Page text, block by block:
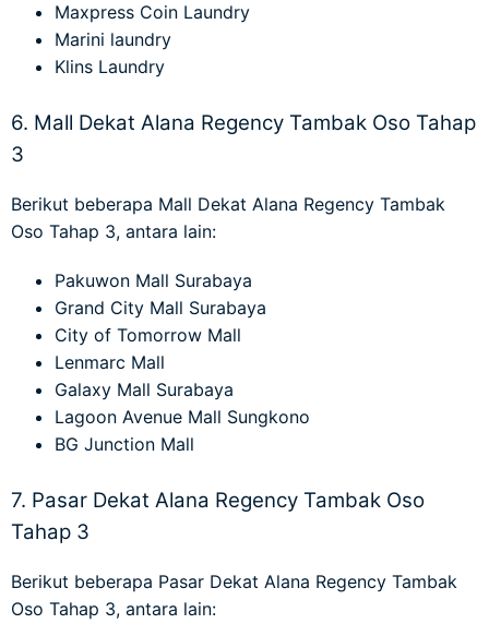
Maxpress Coin Laundry
Marini laundry
Klins Laundry
6. Mall Dekat Alana Regency Tambak Oso Tahap
3
Berikut beberapa Mall Dekat Alana Regency Tambak
Oso Tahap 3, antara lain:
Pakuwon Mall Surabaya
Grand City Mall Surabaya
City of Tomorrow Mall
Lenmarc Mall
Galaxy Mall Surabaya
Lagoon Avenue Mall Sungkono
BG Junction Mall
7. Pasar Dekat Alana Regency Tambak Oso
Tahap 3
Berikut beberapa Pasar Dekat Alana Regency Tambak
Oso Tahap 3, antara lain: